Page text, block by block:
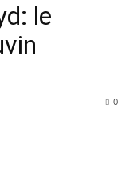
le
0